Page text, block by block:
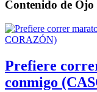
Contenido de Ojo
Prefiere
conmigo